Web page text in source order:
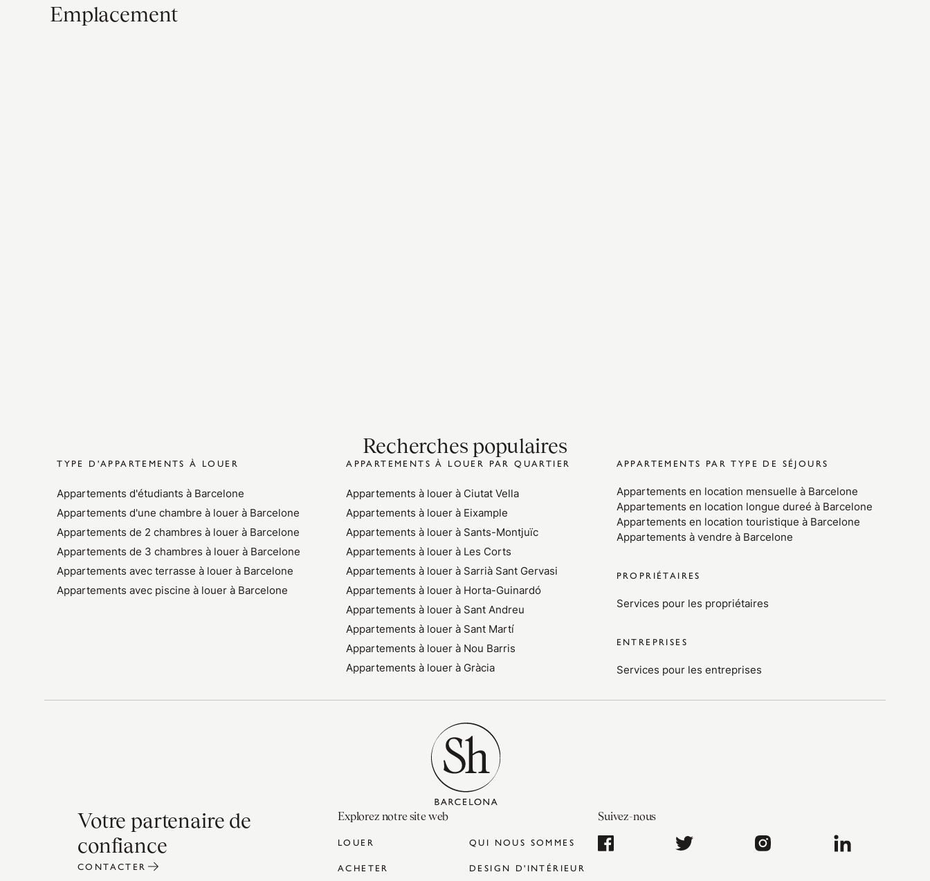
Emplacement
Recherches populaires
TYPE D'APPARTEMENTS À LOUER
Appartements d'étudiants à Barcelone
Appartements d'une chambre à louer à Barcelone
Appartements de 2 chambres à louer à Barcelone
Appartements de 3 chambres à louer à Barcelone
Appartements avec terrasse à louer à Barcelone
Appartements avec piscine à louer à Barcelone
APPARTEMENTS À LOUER PAR QUARTIER
Appartements à louer à Ciutat Vella
Appartements à louer à Eixample
Appartements à louer à Sants-Montjuïc
Appartements à louer à Les Corts
Appartements à louer à Sarrià Sant Gervasi
Appartements à louer à Horta-Guinardó
Appartements à louer à Sant Andreu
Appartements à louer à Sant Martí
Appartements à louer à Nou Barris
Appartements à louer à Gràcia
APPARTEMENTS PAR TYPE DE SÉJOURS
Appartements en location mensuelle à Barcelone
Appartements en location longue dureé à Barcelone
Appartements en location touristique à Barcelone
Appartements à vendre à Barcelone
PROPRIÉTAIRES
Services pour les propriétaires
ENTREPRISES
Services pour les entreprises
Votre partenaire de
confiance
CONTACTER
Explorez notre site web
LOUER
QUI NOUS SOMMES
ACHETER
DESIGN D'INTÉRIEUR
Suivez-nous